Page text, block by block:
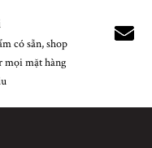
có sẵn, shop
mọi mặt hàng